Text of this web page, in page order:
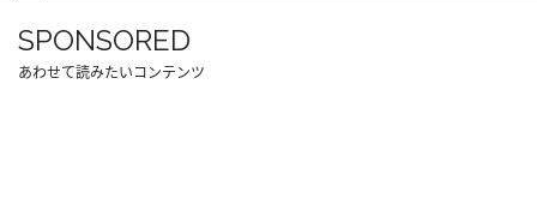
SPONSORED
あわせて読みたいコンテンツ